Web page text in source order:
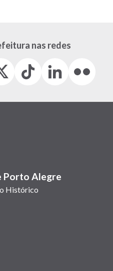
nas redes
Tiktok
(link
em
LinkedIn
(link
em
(link
em
Porto Alegre
Histórico